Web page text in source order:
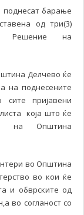
поднесат барање
од три(3)
Решение на
Делчево ќе
на поднесените
сите пријавени
која што ќе
на Општина
во Општина
во кои ќе
и обврските од
во согланост со